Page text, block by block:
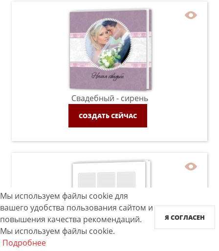
Свадебный - сирень
СОЗДАТЬ СЕЙЧАС
Мы используем файлы cookie для
вашего удобства пользования сайтом и
повышения качества рекомендаций.
Мы используем файлы cookie.
Подробнее
Я СОГЛАСЕН